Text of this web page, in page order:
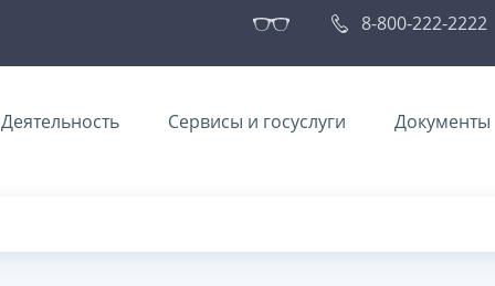
8-800-222-2222
Деятельность Сервисы и госуслуги Документы